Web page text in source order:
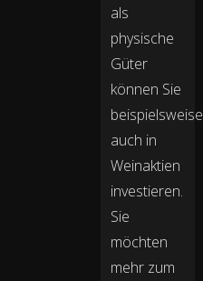
als
physische
Güter
können Sie
beispielsweise
auch in
Weinaktien
investieren.
Sie
möchten
mehr zum